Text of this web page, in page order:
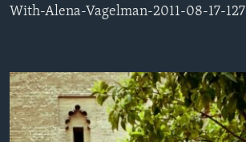
With-Alena-Vagelman-2011-08-17-